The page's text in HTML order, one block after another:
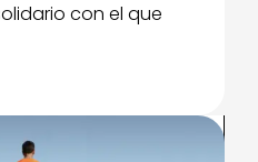
con el que